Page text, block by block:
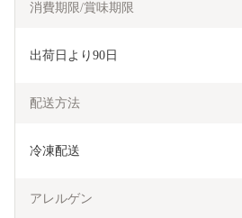
消費期限/賞味期限
出荷日より90日
配送方法
冷凍配送
アレルゲン